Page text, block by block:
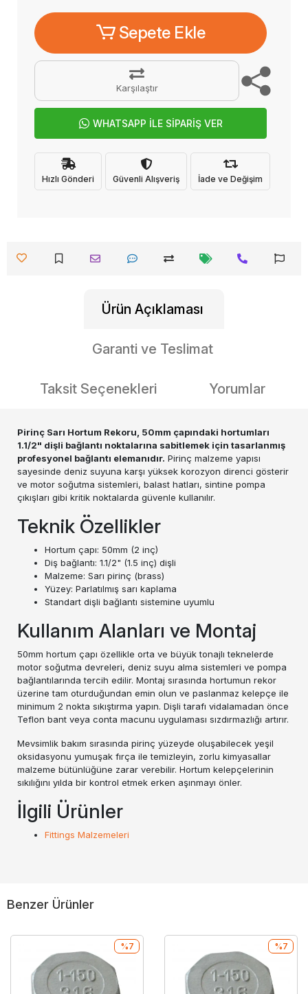
Sepete Ekle
Karşılaştır
WHATSAPP İLE SİPARİŞ VER
Hızlı Gönderi Güvenli Alışveriş İade ve Değişim
Ürün Açıklaması
Garanti ve Teslimat
Taksit Seçenekleri Yorumlar
Pirinç Sarı Hortum Rekoru, 50mm çapındaki hortumları
1.1/2" dişli bağlantı noktalarına sabitlemek için tasarlanmış
profesyonel bağlantı elemanıdır. Pirinç malzeme yapısı
sayesinde deniz suyuna karşı yüksek korozyon direnci gösterir
ve motor soğutma sistemleri, balast hatları, sintine pompa
çıkışları gibi kritik noktalarda güvenle kullanılır.
Teknik Özellikler
Hortum çapı: 50mm (2 inç)
Diş bağlantı: 1.1/2" (1.5 inç) dişli
Malzeme: Sarı pirinç (brass)
Yüzey: Parlatılmış sarı kaplama
Standart dişli bağlantı sistemine uyumlu
Kullanım Alanları ve Montaj
50mm hortum çapı özellikle orta ve büyük tonajlı teknelerde
motor soğutma devreleri, deniz suyu alma sistemleri ve pompa
bağlantılarında tercih edilir. Montaj sırasında hortumun rekor
üzerine tam oturduğundan emin olun ve paslanmaz kelepçe ile
minimum 2 nokta sıkıştırma yapın. Dişli tarafı vidalamadan önce
Teflon bant veya conta macunu uygulaması sızdırmazlığı artırır.
Mevsimlik bakım sırasında pirinç yüzeyde oluşabilecek yeşil
oksidasyonu yumuşak fırça ile temizleyin, zorlu kimyasallar
malzeme bütünlüğüne zarar verebilir. Hortum kelepçelerinin
sıkılığını yılda bir kontrol etmek erken aşınmayı önler.
İlgili Ürünler
Fittings Malzemeleri
Benzer Ürünler
%7 %7